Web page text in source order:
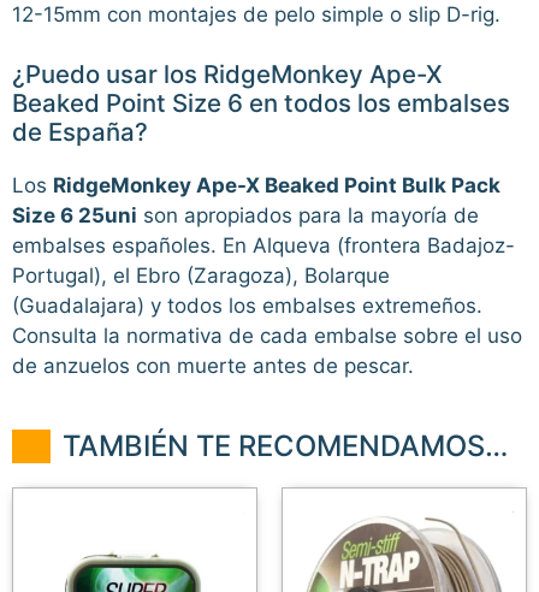
12-15mm con montajes de pelo simple o slip D-rig.
¿Puedo usar los RidgeMonkey Ape-X
Beaked Point Size 6 en todos los embalses
de España?
Los RidgeMonkey Ape-X Beaked Point Bulk Pack
Size 6 25uni son apropiados para la mayoría de
embalses españoles. En Alqueva (frontera Badajoz-
Portugal), el Ebro (Zaragoza), Bolarque
(Guadalajara) y todos los embalses extremeños.
Consulta la normativa de cada embalse sobre el uso
de anzuelos con muerte antes de pescar.
TAMBIÉN TE RECOMENDAMOS…